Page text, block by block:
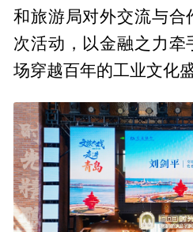
和旅游局对外交流与合
次活动，以金融之力牵
场穿越百年的工业文化盛